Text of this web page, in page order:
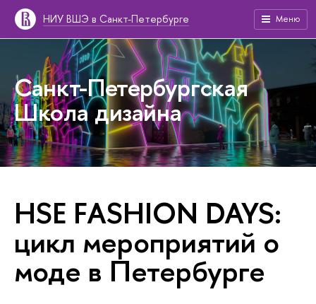
НИУ ВШЭ в Санкт-Петербурге Меню
Санкт-Петербургская
Школа дизайна
HSE FASHION DAYS:
цикл мероприятий о
моде в Петербурге